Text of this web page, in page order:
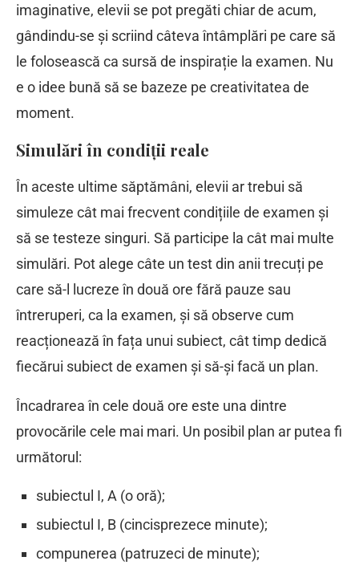
imaginative, elevii se pot pregăti chiar de acum,
gândindu-se și scriind câteva întâmplări pe care să
le folosească ca sursă de inspirație la examen. Nu
e o idee bună să se bazeze pe creativitatea de
moment.
Simulări în condiții reale
În aceste ultime săptămâni, elevii ar trebui să
simuleze cât mai frecvent condițiile de examen și
să se testeze singuri. Să participe la cât mai multe
simulări. Pot alege câte un test din anii trecuți pe
care să-l lucreze în două ore fără pauze sau
întreruperi, ca la examen, și să observe cum
reacționează în fața unui subiect, cât timp dedică
fiecărui subiect de examen și să-și facă un plan.
Încadrarea în cele două ore este una dintre
provocările cele mai mari. Un posibil plan ar putea fi
următorul:
subiectul I, A (o oră);
subiectul I, B (cincisprezece minute);
compunerea (patruzeci de minute);